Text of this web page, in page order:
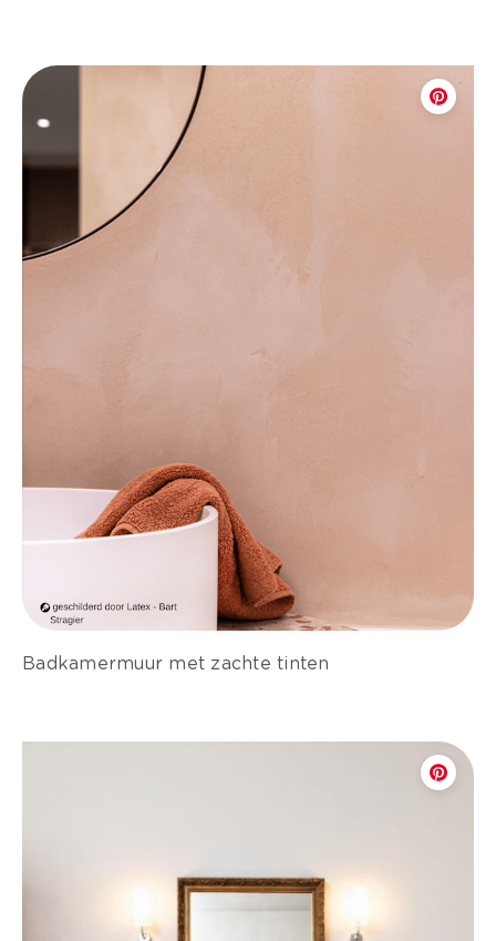
Badkamermuur met zachte tinten